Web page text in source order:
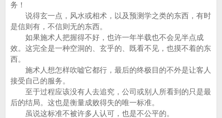
务！
说得玄一点，风水或相术，以及预测学之类的东西，有时
是信则有，不信则无的东西。
如果施术人把握得不好，也许一年半载也不会见半点成
效。这完全是一种空洞的、玄乎的、既看不见，也摸不着的东
西。
施术人想怎样吹嘘它都行，最后的终极目的不外是让客人
接受自己的服务。
至于过程应该没有人去追究，公司或别人所看到的只是最
后的结局。这也是衡量成败得失的唯一标准。
虽说这标准不被许多人认可，也是不公平的。